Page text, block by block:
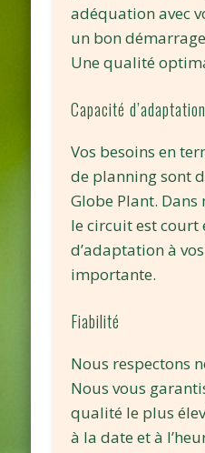
adéquation avec
un bon
Une qualité
Capacité d’adaptation
Vos besoins en
de planning sont
Globe Plant.
le circuit est court
d’adaptation à
importante.
Fiabilité
Nous respectons
Nous vous
qualité le plus
à la date et à